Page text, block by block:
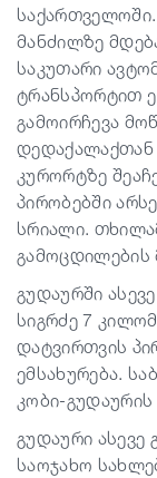
მანძილზე
საკუთარი
ტრანსპორტით
გამოირჩევა
დედაქალაქთან
კურორტზე
პირობებში
სრიალი.
გამოცდილების
გუდაურში
სიგრძე 7
დატვირთვის
ემსახურება.
კობი-
გუდაური ასევე
საოჯახო